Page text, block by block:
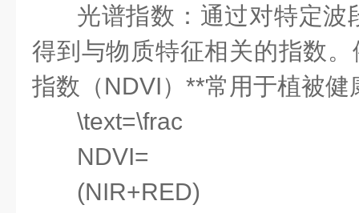
光谱指数：通过对特定波
得到与物质特征相关的指数
指数（NDVI）**常用于植被
\text=\frac
NDVI=
(NIR+RED)